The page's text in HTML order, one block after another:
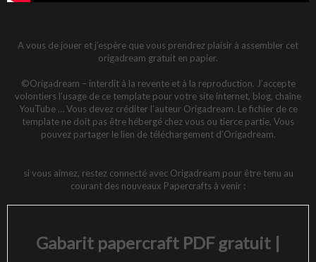
A vous de jouer et j’espère que vous prendrez plaisir à assembler cet
origadream gratuit en papier.
©Origadream – interdit à la revente et à la reproduction. J’accepte
volontiers l’usage de ce template pour votre site internet, blog, chaîne
YouTube … Vous devez créditer l’auteur Origadream. Le fichier de ce
template ne doit pas être hébergé chez vous ou tierce partie, Vous
pouvez partager le lien de téléchargement d’Origadream.
si vous aimez, restez connecté avec Origadream pour être tenu au
courant des nouveaux Papercrafts à venir :
Gabarit papercraft PDF gratuit |